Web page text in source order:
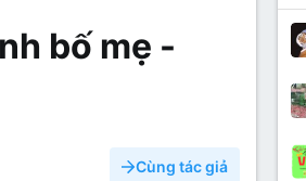
bố mẹ -
Cùng tác giả